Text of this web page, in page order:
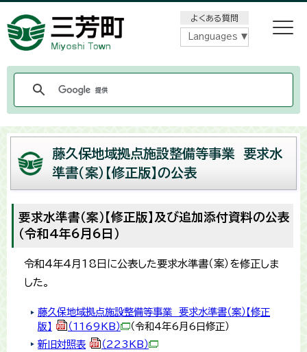
よくある質問
Languages
藤久保地域拠点施設整備等事業 要求水
準書（案）【修正版】の公表
要求水準書（案）【修正版】及び追加添付資料の公表
（令和4年6月6日）
令和4年4月18日に公表した要求水準書（案）を修正しま
した。
藤久保地域拠点施設整備等事業 要求水準書（案）【修正
版】
（1169KB）
（令和4年6月6日修正）
新旧対照表
（223KB）